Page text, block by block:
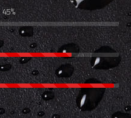
45%